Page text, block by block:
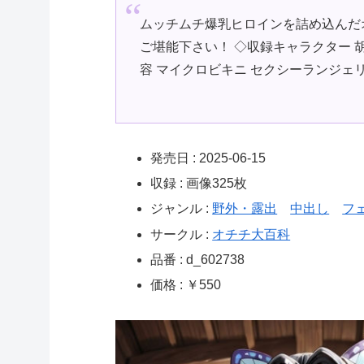
ムッチムチ爆乳ヒロインを詰め込ん
ご堪能下さい！ ◇収録キャラクター
容 マイクロビキニ セクシーランジェ
発売日 : 2025-06-15
収録 : 画像325枚
ジャンル : 野外・露出 中出し
フ
サークル : オチチ大百科
品番 : d_602738
価格 : ￥550